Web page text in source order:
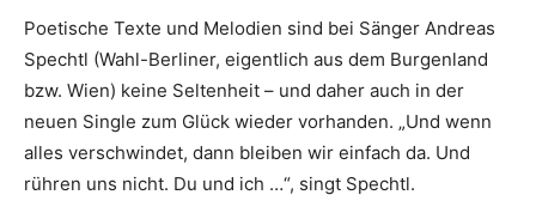
Poetische Texte und Melo­dien sind bei Sänger Andreas
Spechtl (Wahl-Berliner, eigentlich aus dem Burgenland
bzw. Wien) keine Seltenheit – und daher auch in der
neuen Single zum Glück wieder vorhanden. „Und wenn
alles verschwindet, dann bleiben wir einfach da. Und
rühren uns nicht. Du und ich …“, singt Spechtl.